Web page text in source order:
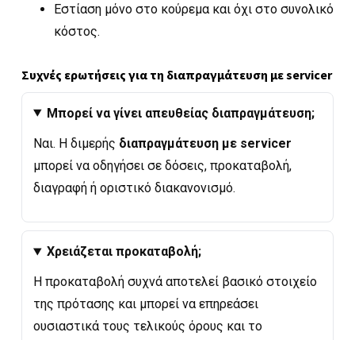
Εστίαση μόνο στο κούρεμα και όχι στο συνολικό
κόστος.
Συχνές ερωτήσεις για τη διαπραγμάτευση με servicer
Μπορεί να γίνει απευθείας διαπραγμάτευση;
Ναι. Η διμερής διαπραγμάτευση με servicer
μπορεί να οδηγήσει σε δόσεις, προκαταβολή,
διαγραφή ή οριστικό διακανονισμό.
Χρειάζεται προκαταβολή;
Η προκαταβολή συχνά αποτελεί βασικό στοιχείο
της πρότασης και μπορεί να επηρεάσει
ουσιαστικά τους τελικούς όρους και το